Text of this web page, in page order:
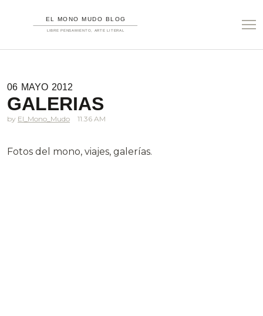
06 MAYO 2012
GALERIAS
El_Mono_Mudo 11.36 AM
Fotos del mono, viajes, galerías.